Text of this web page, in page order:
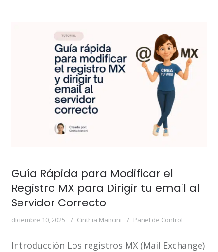
Guía Rápida para Modificar el
Registro MX para Dirigir tu email al
Servidor Correcto
diciembre 10, 2025 Cinthia Mancini Panel de Control
Introducción Los registros MX (Mail Exchange)